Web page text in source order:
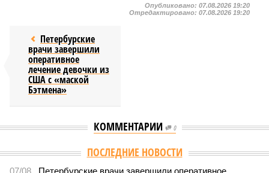
Опубликовано: 07.08.2026 19:20
Отредактировано: 07.08.2026 19:20
Петербурские
врачи завершили
оперативное
лечение девочки из
США с «маской
Бэтмена»
КОММЕНТАРИИ 0
Версия //Власть //Названы главные мифы на тему летнего отключения